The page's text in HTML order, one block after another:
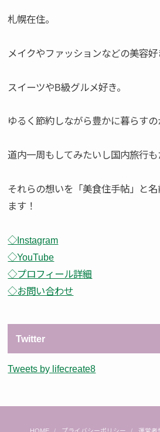
札幌在住。
メイクやファッションなどの美容好
スイーツやB級グルメ好き。
ゆるく節約しながら豊かに暮らすの
道内一周もしてみたいし国内旅行も
それらの想いを「美食住手帖」と
ます！
◇Instagram
◇YouTube
◇プロフィール詳細
◇お問い合わせ
Twitter
Tweets by lifecreate8